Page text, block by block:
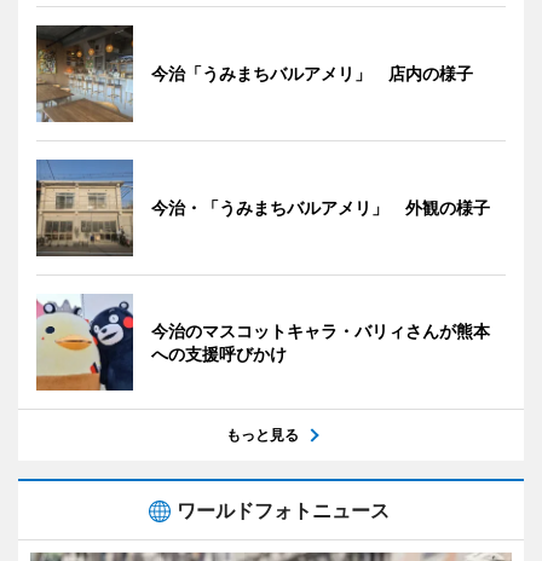
今治「うみまちバルアメリ」 店内の様子
今治・「うみまちバルアメリ」 外観の様子
今治のマスコットキャラ・バリィさんが熊本
への支援呼びかけ
もっと見る
ワールドフォトニュース